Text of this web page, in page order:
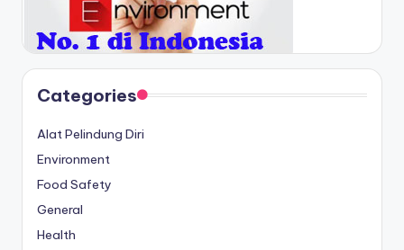
Categories
Alat Pelindung Diri
Environment
Food Safety
General
Health